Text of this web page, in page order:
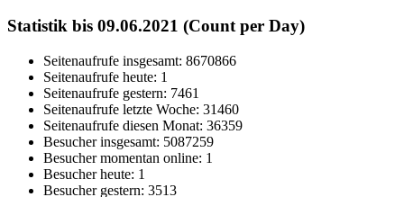
Statistik bis 09.06.2021 (Count per Day)
Seitenaufrufe insgesamt: 8670866
Seitenaufrufe heute: 1
Seitenaufrufe gestern: 7461
Seitenaufrufe letzte Woche: 31460
Seitenaufrufe diesen Monat: 36359
Besucher insgesamt: 5087259
Besucher momentan online: 1
Besucher heute: 1
Besucher gestern: 3513